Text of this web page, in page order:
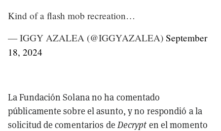
Kind of a flash mob recreation…
— IGGY AZALEA (@IGGYAZALEA) September
18, 2024
La Fundación Solana no ha comentado
públicamente sobre el asunto, y no respondió a la
solicitud de comentarios de Decrypt en el momento